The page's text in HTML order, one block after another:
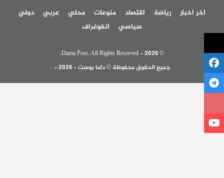
اخر اخبار رياضة اقتصاد منوعات محلي عربي
دولي
سياسي
انفوغراف
© 2026 - Dama Post. All Rights Reserved.
جميع الحقوق محفوظة © داما بوست - 2026 -